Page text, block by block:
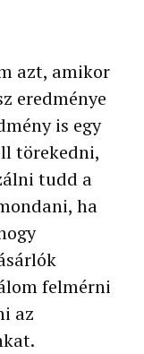
azt, amikor
eredménye
is egy
törekedni,
tudd a
ha
felmérni
az